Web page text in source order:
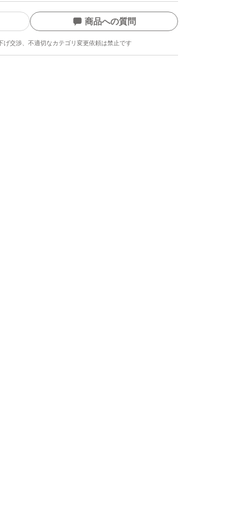
商品への質問
げ交渉、不適切なカテゴリ変更依頼は禁止です